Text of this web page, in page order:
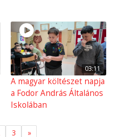
03:11
A magyar költészet napja
a Fodor András Általános
Iskolában
3 »